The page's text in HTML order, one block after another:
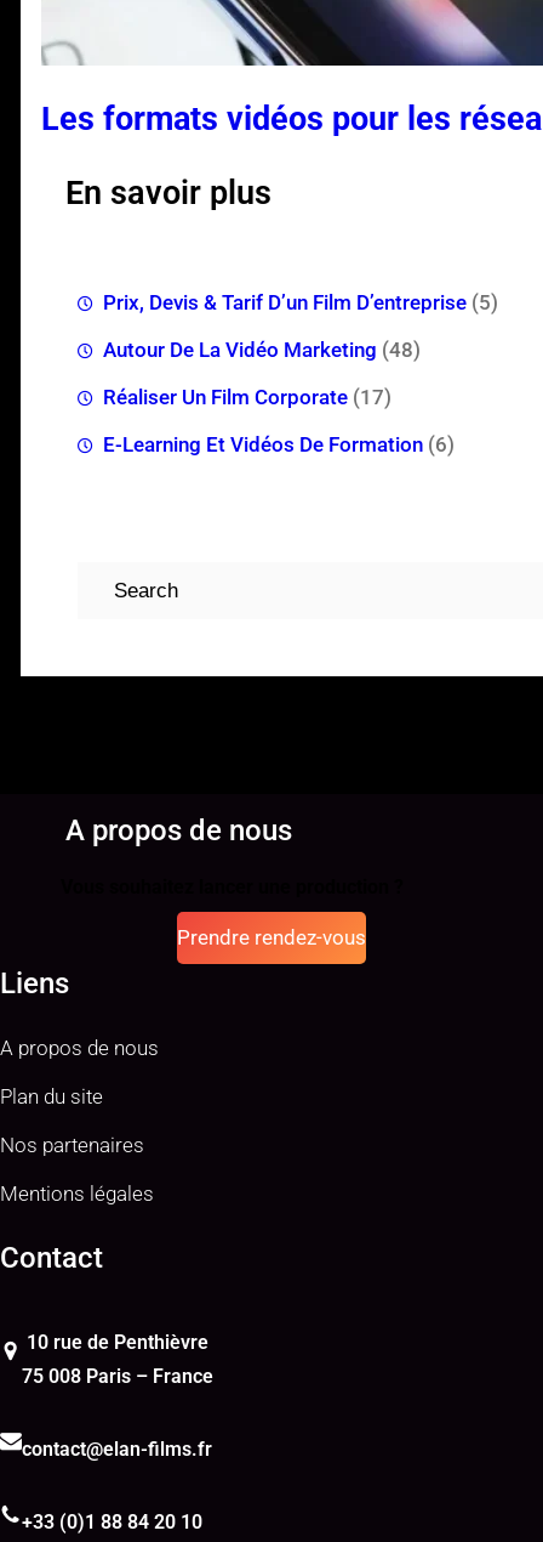
Les formats vidéos pour les
En savoir plus
Prix, Devis & Tarif D’un Film D’entreprise (5)
Autour De La Vidéo Marketing (48)
Réaliser Un Film Corporate (17)
E-Learning Et Vidéos De Formation (6)
Rechercher
A propos de nous
Prendre rendez-vous
Liens
A propos de nous
Plan du site
Nos partenaires
Mentions légales
Contact
10 rue de Penthièvre
75 008 Paris – France
contact@elan-films.fr
+33 (0)1 88 84 20 10